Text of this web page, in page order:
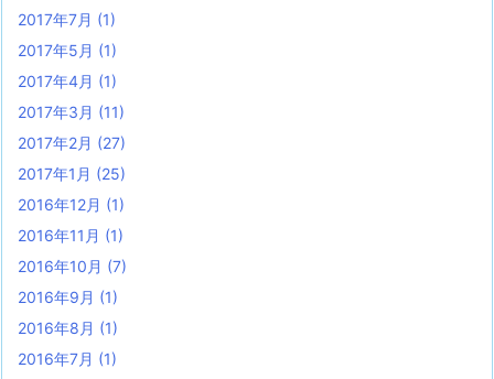
2017年7月 (1)
2017年5月 (1)
2017年4月 (1)
2017年3月 (11)
2017年2月 (27)
2017年1月 (25)
2016年12月 (1)
2016年11月 (1)
2016年10月 (7)
2016年9月 (1)
2016年8月 (1)
2016年7月 (1)